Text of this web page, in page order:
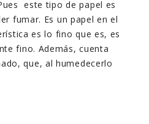
este tipo de papel es
fumar. Es un papel en el
es lo fino que es, es
fino. Además, cuenta
que, al humedecerlo